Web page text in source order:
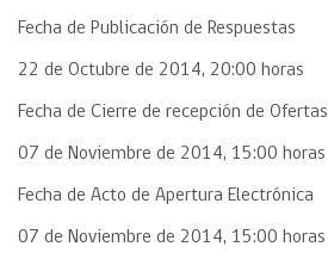
Fecha de Publicación de Respuestas
22 de Octubre de 2014, 20:00 horas
Fecha de Cierre de recepción de Ofertas
07 de Noviembre de 2014, 15:00 horas
Fecha de Acto de Apertura Electrónica
07 de Noviembre de 2014, 15:00 horas